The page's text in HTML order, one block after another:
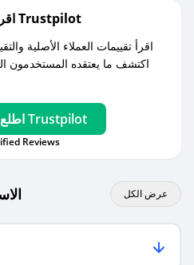
اقرأ تقييمات واراء العملاء على Trustpilot
اقرأ تقييمات العملاء الأصلية
اكتشف ما يعتقده المستخدمون
اطلع على آراء عملائنا على Trustpilot
Reviews
عرض الكل